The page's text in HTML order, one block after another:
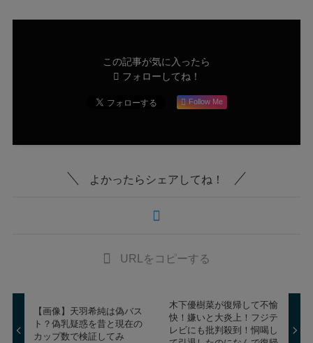
この記事が気に入ったら
フォローしてね！
Follow Me
よかったらシェアしてね！
URLをコピーする
【画像】天羽希純は偽バス
ト？偽乳疑惑を昔と現在の
カップ数で検証してみ
木下優樹菜が復帰して不愉
快！嫌いと大炎上！フジテ
レビにも批判殺到！恫喝し